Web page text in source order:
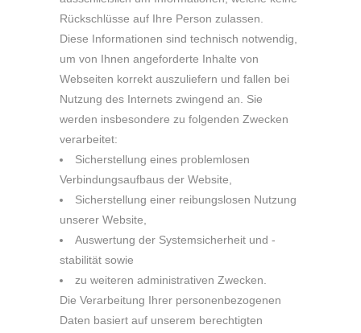
Rückschlüsse auf Ihre Person zulassen.
Diese Informationen sind technisch notwendig,
um von Ihnen angeforderte Inhalte von
Webseiten korrekt auszuliefern und fallen bei
Nutzung des Internets zwingend an. Sie
werden insbesondere zu folgenden Zwecken
verarbeitet:
Sicherstellung eines problemlosen
Verbindungsaufbaus der Website,
Sicherstellung einer reibungslosen Nutzung
unserer Website,
Auswertung der Systemsicherheit und -
stabilität sowie
zu weiteren administrativen Zwecken.
Die Verarbeitung Ihrer personenbezogenen
Daten basiert auf unserem berechtigten